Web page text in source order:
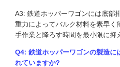
A3: 鉄道ホッパーワゴンには底部
重力によってバルク材料を素早く
手作業と降ろす時間を最小限に抑
Q4: 鉄道ホッパーワゴンの製造に
れていますか?